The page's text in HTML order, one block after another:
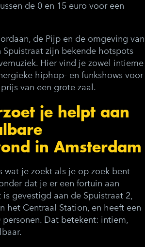
de 0 en 15 euro voor een
de Pijp en de omgeving van
Spuistraat zijn bekende hotspots
Hier vind je zowel intieme
hiphop- en funkshows voor
van een grote zaal.
je helpt aan
in Amsterdam
wat je zoekt als je op zoek bent
dat je er een fortuin aan
gevestigd aan de Spuistraat 2,
het Centraal Station, en heeft een
Dat betekent: intiem,